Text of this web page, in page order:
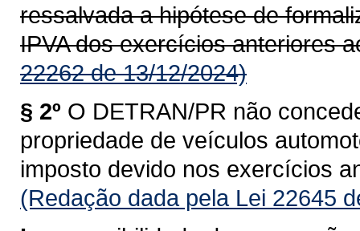
ressalvada a hipótese de
IPVA dos exercícios anteriores
22262 de 13/12/2024)
§ 2º O DETRAN/PR não
propriedade de veículos
imposto devido nos exercícios
(Redação dada pela Lei 22645